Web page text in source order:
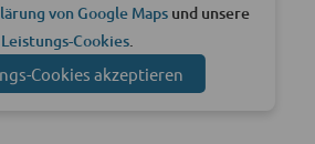
von Google Mapsund unsere
Leistungs-Cookies
Cookies akzeptieren